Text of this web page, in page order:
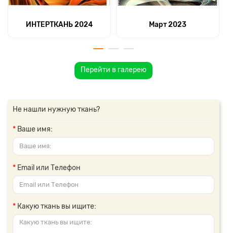
ИНТЕРТКАНЬ 2024 Март 2023
Перейти в галерею
Не нашли нужную ткань?
Ваше имя:
Email или Телефон
Какую ткань вы ищите: